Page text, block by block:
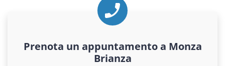
Prenota un appuntamento a Monza
Brianza